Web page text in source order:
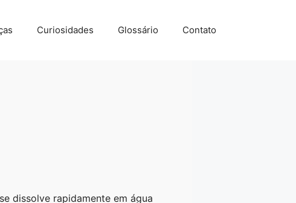
Curiosidades Glossário Contato
dissolve rapidamente em água